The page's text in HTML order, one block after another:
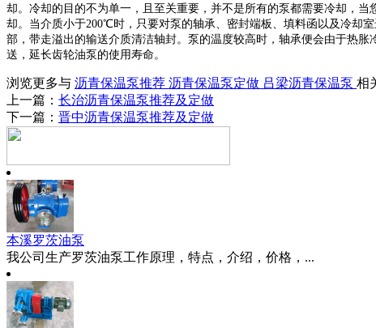
却。冷却的目的不为单一，且至关重要，并不是所有的泵都需要冷却，
却。当介质小于200℃时，只要对泵的轴承、密封端板、填料函以及冷却
部，带走溢出的输送介质清洁轴封。泵的温度较高时，轴承便会由于热
送，延长齿轮油泵的使用寿命。
浏览更多与 沥青保温泵推荐 沥青保温泵定做 吕梁沥青保温泵 相
上一篇： 长治沥青保温泵推荐及定做
下一篇： 晋中沥青保温泵推荐及定做
本溪罗茨油泵
我公司生产罗茨油泵工作原理，特点，介绍，价格，...